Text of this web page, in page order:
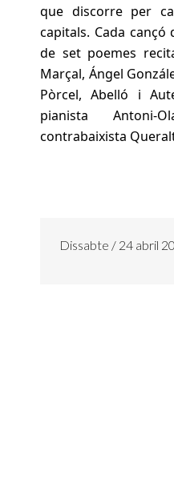
que discorre per
capitals. Cada cançó
de set poemes
Marçal, Ángel
Pòrcel, Abelló i
pianistaAntoni-
contrabaixista
Dissabte / 24 abril